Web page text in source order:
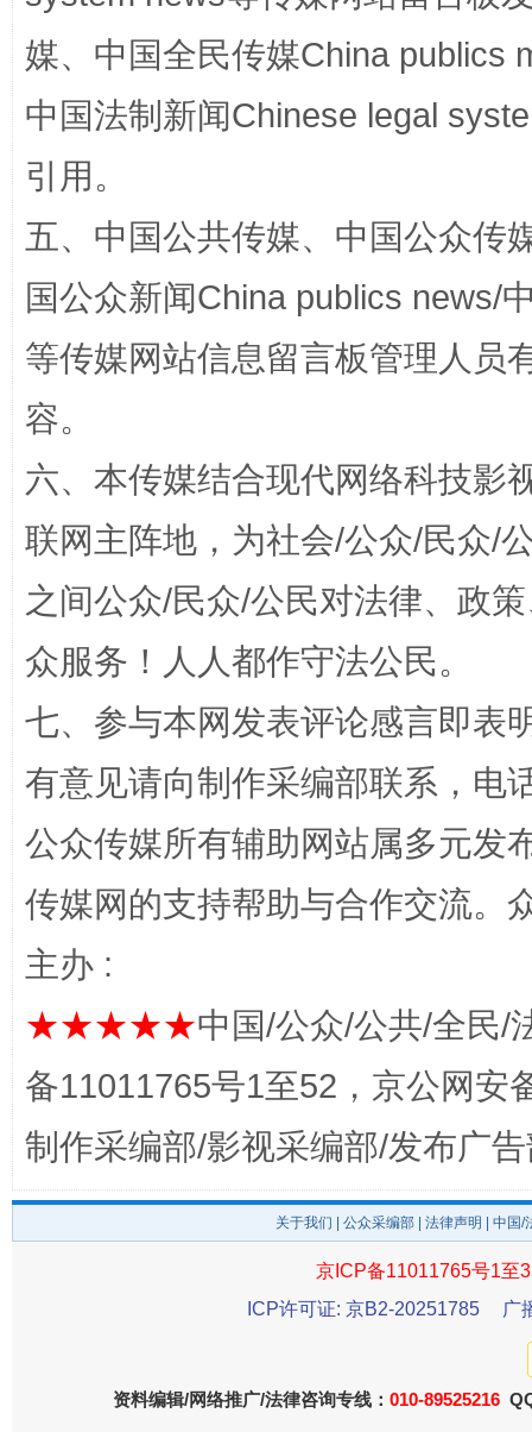
国家大学科技园优化重塑工作
“蜀中异人”王建安的艺术幻境
完善运行机制助力责任有效落实 一纸欠
东山县通报“牛蛙产品抗生素超标问题” 法
媒、中国全民传媒China publics
中国法制新闻Chinese legal
引用。
五、中国公共传媒、中国公众传
国公众新闻China publics news/
等传媒网站信息留言板管理人员
容。
六、本传媒结合现代网络科技影
联网主阵地，为社会/公众/民众/
之间公众/民众/公民对法律、政
众服务！人人都作守法公民。
七、参与本网发表评论感言即表
有意见请向制作采编部联系，电
公众传媒所有辅助网站属多元发
传媒网的支持帮助与合作交流。
主办 :
★★★★★中国/公众/公共/全民/
备11011765号1至52，京公网安
制作采编部/影视采编部/发布广
关于我们 公众采编部 法律声明 | 中国
京ICP备11011765号1至
ICP许可证: 京B2-20251785
广
资料编辑/网络推广/法律咨询专线： 010-89525216